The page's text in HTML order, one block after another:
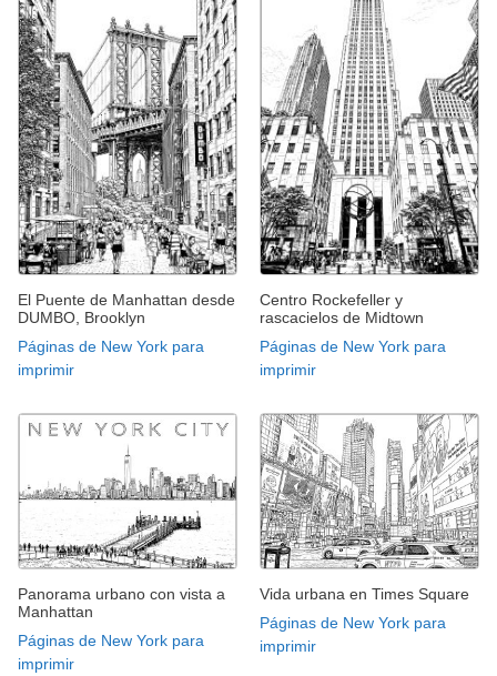
El Puente de Manhattan desde
DUMBO, Brooklyn
Páginas de New York para
imprimir
Centro Rockefeller y
rascacielos de Midtown
Páginas de New York para
imprimir
Panorama urbano con vista a
Manhattan
Páginas de New York para
imprimir
Vida urbana en Times Square
Páginas de New York para
imprimir